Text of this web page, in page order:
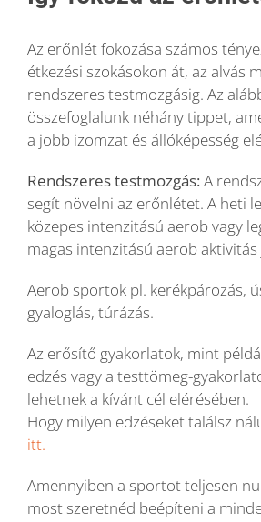
Az erőnlét fokozása számos
étkezési szokásokon át, az alvás
rendszeres testmozgásig. Az
összefoglalunk néhány tippet,
a jobb izomzat és állóképesség
Rendszeres testmozgás:A
segít növelni az erőnlétet. A heti
közepes intenzitású aerob vagy
magas intenzitású aerob aktivitás
Aerob sportok pl. kerékpározás,
gyaloglás, túrázás.
Az erősítő gyakorlatok, mint
edzés vagy a testtömeg-
lehetnek a kívánt cél elérésében.
Hogy milyen edzéseket találsz
itt.
Amennyiben a sportot teljesen
most szeretnéd beépíteni a